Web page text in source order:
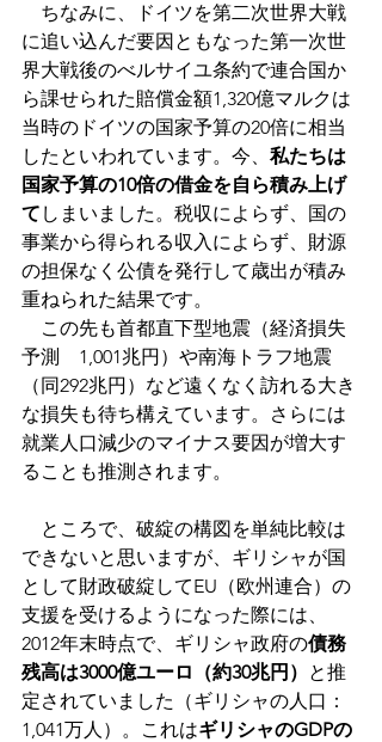
ちなみに、ドイツを第二次世界大戦
に追い込んだ要因ともなった第一次世
界大戦後のべルサイユ条約で連合国か
ら課せられた賠償金額1,320億マルクは
当時のドイツの国家予算の20倍に相当
したといわれています。今、 私たちは
国家予算の10倍の借金を自ら積み上げ
て しまいました。税収によらず、国の
事業から得られる収入によらず、財源
の担保なく公債を発行して歳出が積み
重ねられた結果です。
この先も首都直下型地震（経済損失
予測　1,001兆円）や南海トラフ地震
（同292兆円）など遠くなく訪れる大き
な損失も待ち構えています。さらには
就業人口減少のマイナス要因が増大す
ることも推測されます。
ところで、破綻の構図を単純比較は
できないと思いますが、ギリシャが国
として財政破綻してEU（欧州連合）の
支援を受けるようになった際には、
2012年末時点で、ギリシャ政府の債務
残高は3000億ユーロ（約30兆円） と推
定されていました（ギリシャの人口：
1,041万人）。﻿これはギリシャのGDPの